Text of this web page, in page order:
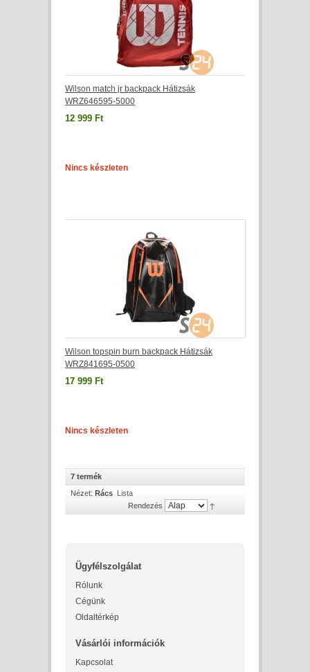
Wilson match jr backpack Hátizsák
WRZ646595-5000
12 999 Ft
Nincs készleten
Wilson topspin burn backpack Hátizsák
WRZ841695-0500
17 999 Ft
Nincs készleten
7 termék
Nézet: Rács Lista
Rendezés
Ügyfélszolgálat
Rólunk
Cégünk
Oldaltérkép
Vásárlói információk
Kapcsolat